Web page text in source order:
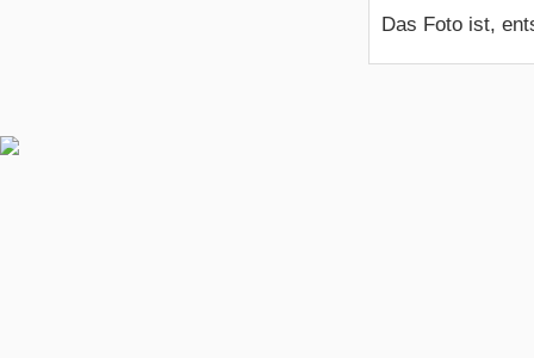
Das Foto ist,